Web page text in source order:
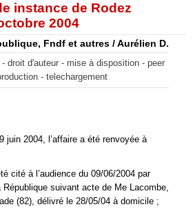
instance de Rodez
2004
Fndf et autres / Aurélien D.
droit d'auteur - mise à disposition - peer
- telechargement
juin 2004, l’affaire a été renvoyée à
cité à l’audience du 09/06/2004 par
suivant acte de Me Lacombe,
(82), délivré le 28/05/04 à domicile ;